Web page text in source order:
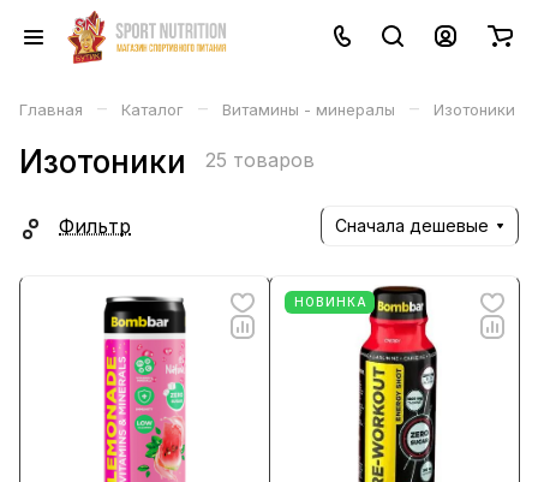
Главная – Каталог – Витамины - минералы – Изотоники
Изотоники 25 товаров
Фильтр Сначала дешевые
НОВИНКА